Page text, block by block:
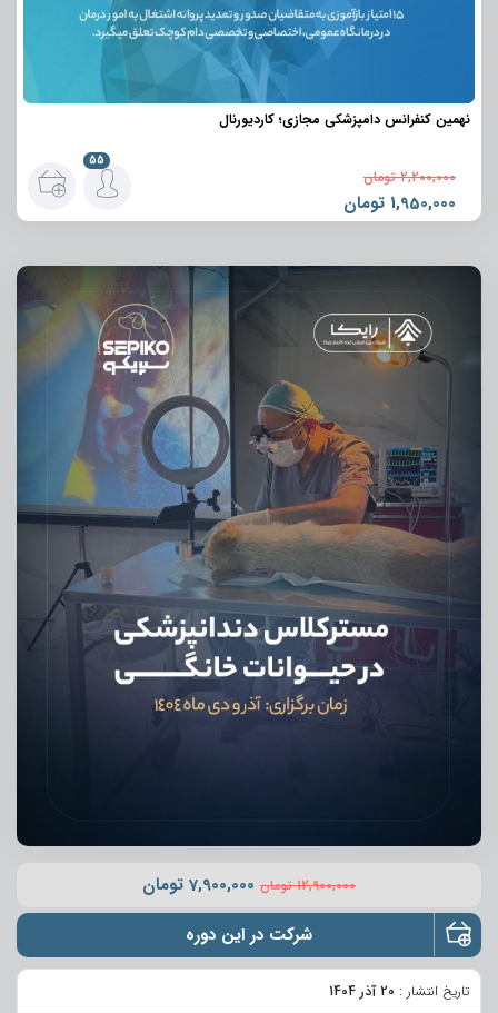
نهمین کنفرانس دامپزشکی مجازی؛ کاردیورنال
2,200,000 تومان
1,950,000 تومان
55
12,900,000 تومان 7,900,000 تومان
شرکت در این دوره
تاریخ انتشار : 20 آذر 1404